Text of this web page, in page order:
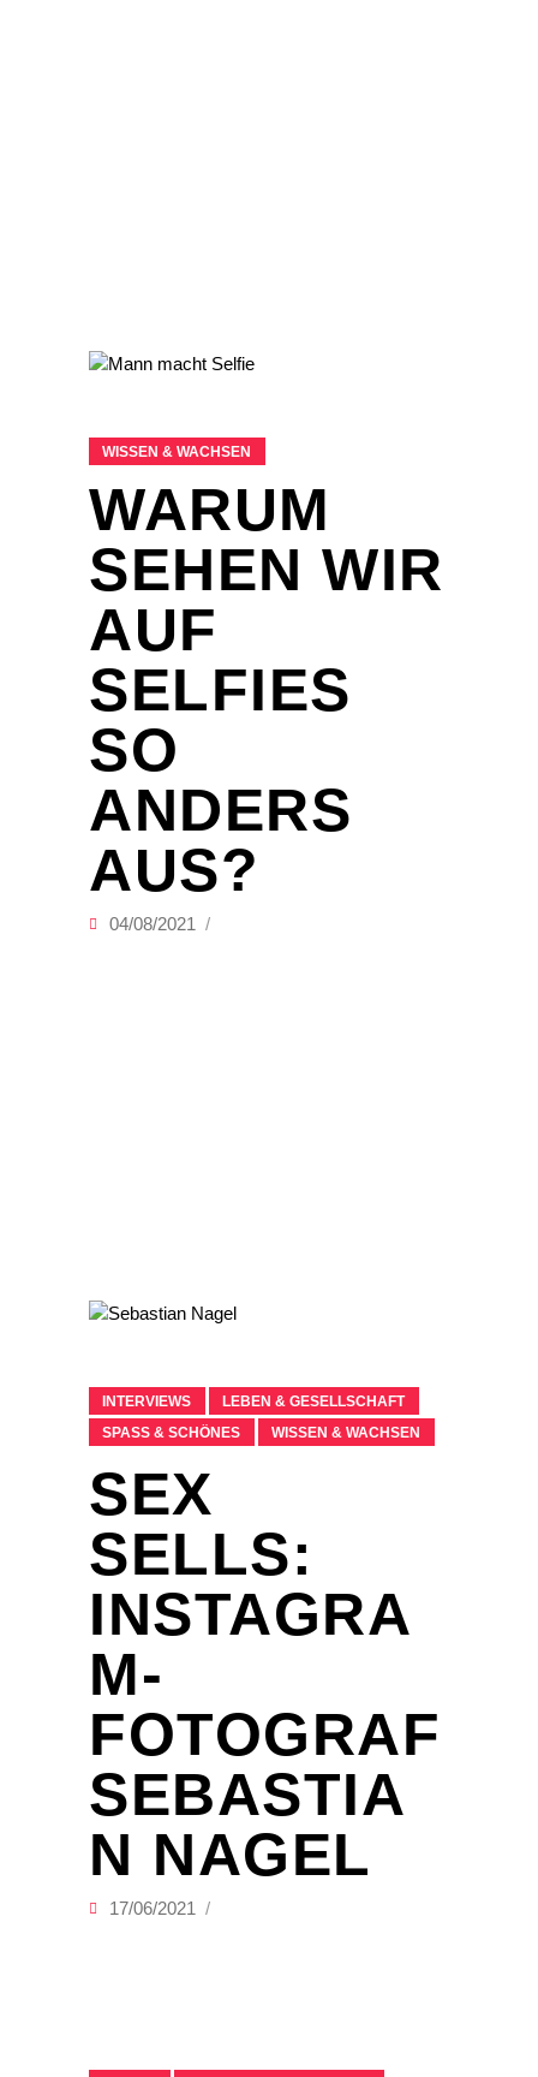
WISSEN & WACHSEN
WARUM
SEHEN WIR
AUF
SELFIES
SO
ANDERS
AUS?
04/08/2021
INTERVIEWS
LEBEN & GESELLSCHAFT
SPASS & SCHÖNES
WISSEN & WACHSEN
SEX
SELLS:
INSTAGRA
M-
FOTOGRAF
SEBASTIA
N NAGEL
17/06/2021